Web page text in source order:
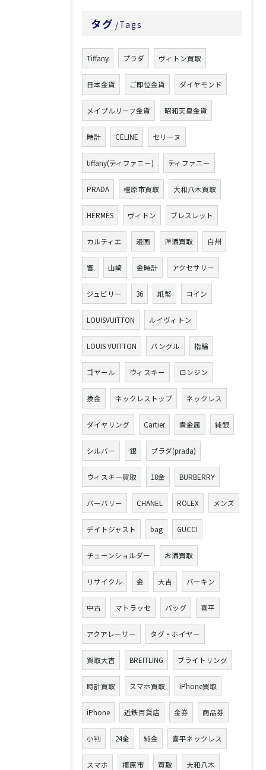
タグ Tags
Tiffany プラダ ヴィトン買取
日本金貨 ご即位金貨 ダイヤモンド
メイプルリーフ金貨 昭和天皇金貨
時計 CELINE セリーヌ
tiffany(ティファニー) ティファニー
PRADA 橿原市買取 大和八木買取
HERMÈS ヴィトン ブレスレット
カルティエ 漫画 洋酒買取 白州
響 山崎 金時計 アクセサリー
ジュビリー 36 紙幣 コイン
LOUISVUITTON ルイヴィトン
LOUIS VUITTON バングル 指輪
ゴヤール ウィスキー ロンジン
換金 ネックレストップ ネックレス
ダイヤリング Cartier 貴金属 純銀
シルバー 銀 プラダ(prada)
ウィスキー買取 18金 BURBERRY
バーバリー CHANEL ROLEX メンズ
デイトジャスト bag GUCCI
チェーンショルダー お酒買取
リサイクル 金 大吉 バーキン
中古 マトラッセ バッグ 喜平
アクアレーサー タグ・ホイヤー
買取大吉 BREITLING ブライトリング
時計買取 スマホ買取 iPhone買取
iPhone 近鉄百貨店 金券 商品券
小判 24金 純金 喜平ネックレス
スマホ 橿原市 買取 大和八木